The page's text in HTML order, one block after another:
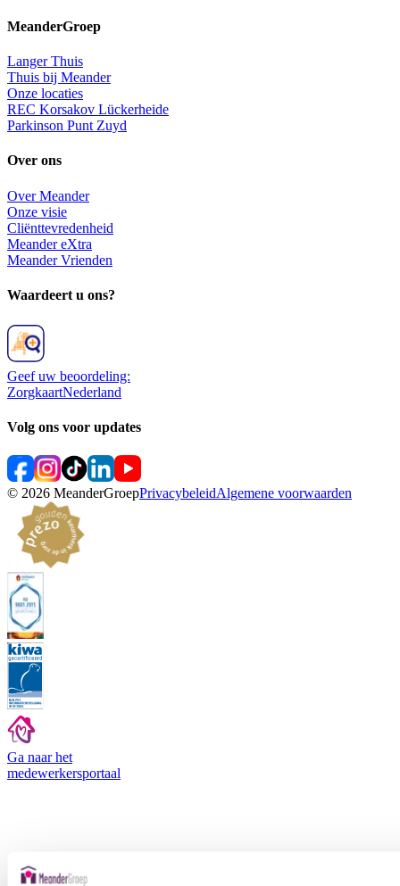
MeanderGroep
Langer Thuis
Thuis bij Meander
Onze locaties
REC Korsakov Lückerheide
Parkinson Punt Zuyd
Over ons
Over Meander
Onze visie
Cliënttevredenheid
Meander eXtra
Meander Vrienden
Waardeert u ons?
Geef uw beoordeling:
ZorgkaartNederland
Volg ons voor updates
© 2026 MeanderGroepPrivacybeleidAlgemene voorwaarden
Ga naar het
medewerkersportaal